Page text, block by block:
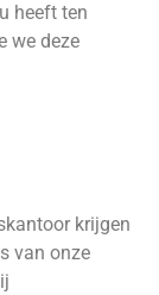
heeft ten
we deze
krijgen
van onze